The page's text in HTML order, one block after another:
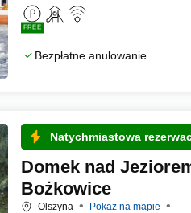
FREE
Bezpłatne anulowanie
Natychmiastowa
Domek nad
Bożkowice
Olszyna Pokaż na mapie